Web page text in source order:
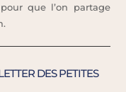
pour que l’on partage
DES PETITES